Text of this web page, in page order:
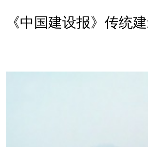
《中国建设报》传统